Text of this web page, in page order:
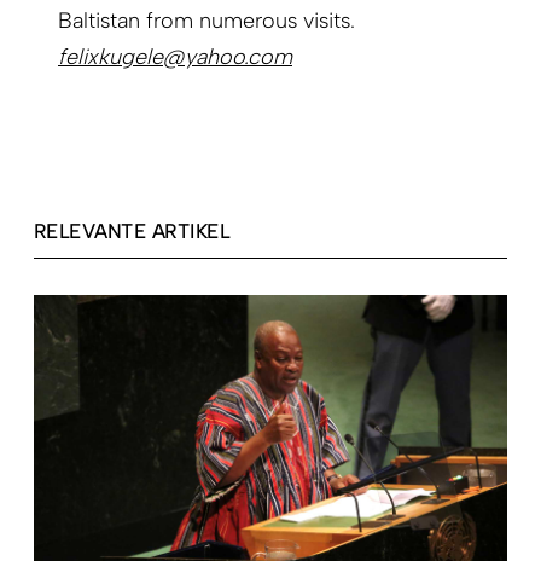
Baltistan from numerous visits.
felixkugele@yahoo.com
RELEVANTE ARTIKEL